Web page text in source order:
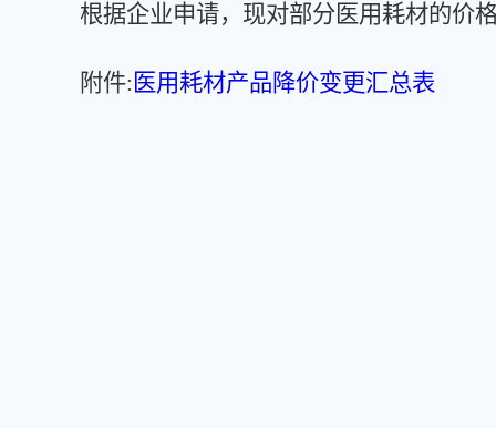
根据企业申请，现对部分医用耗材的价
附件: 医用耗材产品降价变更汇总表